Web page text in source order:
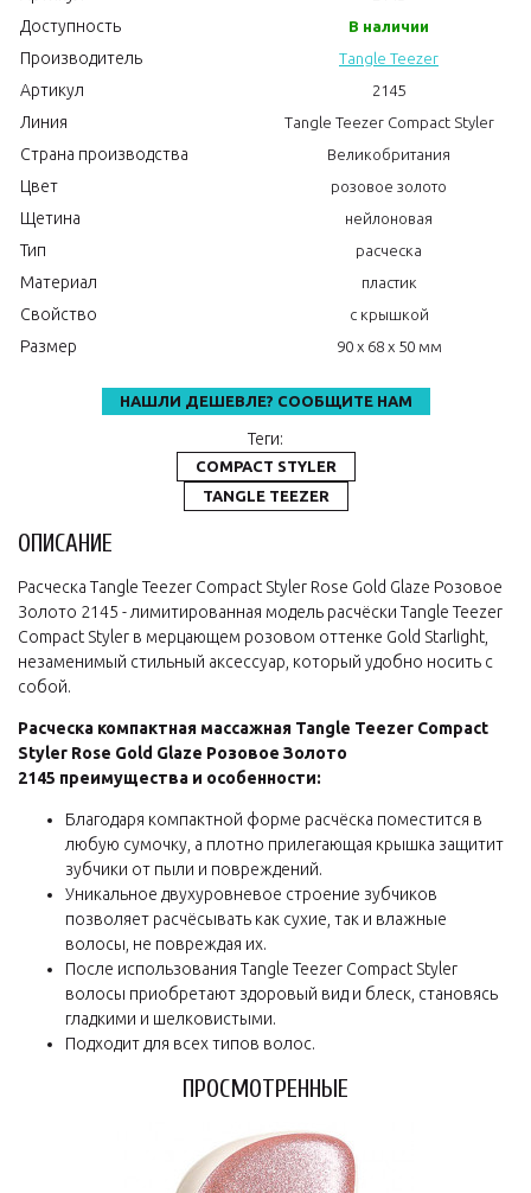
Доступность В наличии
Производитель Tangle Teezer
Артикул 2145
Линия Tangle Teezer Compact Styler
Страна производства Великобритания
Цвет розовое золото
Щетина нейлоновая
Тип расческа
Материал пластик
Свойство с крышкой
Размер 90 x 68 x 50 мм
НАШЛИ ДЕШЕВЛЕ? СООБЩИТЕ НАМ
Теги:
COMPACT STYLER
TANGLE TEEZER
ОПИСАНИЕ
Расческа Tangle Teezer Compact Styler Rose Gold Glaze Розовое
Золото 2145 - лимитированная модель расчёски Tangle Teezer
Compact Styler в мерцающем розовом оттенке Gold Starlight,
незаменимый стильный аксессуар, который удобно носить с
собой.
Расческа компактная массажная Tangle Teezer Compact
Styler Rose Gold Glaze Розовое Золото
2145 преимущества и особенности:
Благодаря компактной форме расчёска поместится в
любую сумочку, а плотно прилегающая крышка защитит
зубчики от пыли и повреждений.
Уникальное двухуровневое строение зубчиков
позволяет расчёсывать как сухие, так и влажные
волосы, не повреждая их.
После использования Tangle Teezer Compact Styler
волосы приобретают здоровый вид и блеск, становясь
гладкими и шелковистыми.
Подходит для всех типов волос.
ПРОСМОТРЕННЫЕ